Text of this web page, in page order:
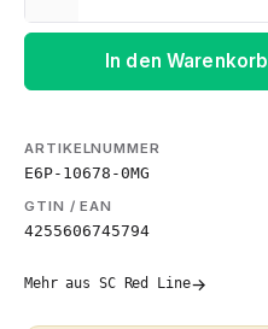
In den Warenkorb
ARTIKELNUMMER
E6P-10678-0MG
GTIN / EAN
4255606745794
Mehr aus SC Red Line→